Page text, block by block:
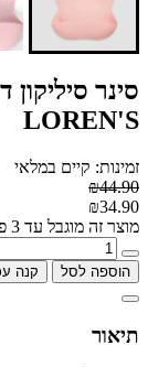
סינר סיליקון
LOREN'S
זמינות: קיים במלאי
₪44.90
₪34.90
מוצר זה מוגבל עד 3 פריט\ים
הוספה לסל קנה
תיאור